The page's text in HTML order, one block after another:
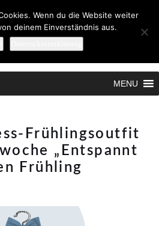
MENU
Frühlingsoutfit
„Entspannt
Frühling
Wenn du die Website weiter
deinem Einverständnis aus.